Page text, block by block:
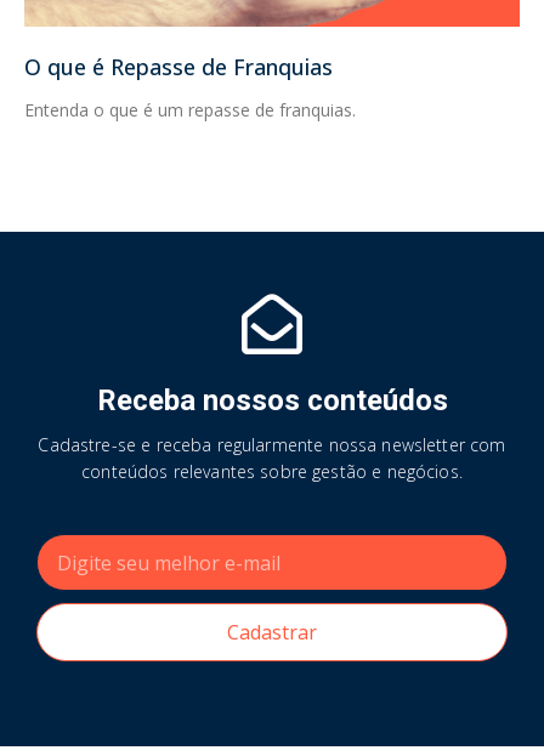
O que é Repasse de Franquias
Entenda o que é um repasse de franquias.
Receba nossos conteúdos
Cadastre-se e receba regularmente nossa newsletter com
conteúdos relevantes sobre gestão e negócios.
Cadastrar